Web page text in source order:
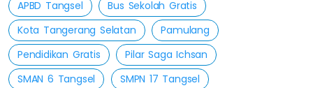
APBD Tangsel
Bus Sekolah Gratis
Kota Tangerang Selatan
Pamulang
Pendidikan Gratis
Pilar Saga Ichsan
SMAN 6 Tangsel
SMPN 17 Tangsel